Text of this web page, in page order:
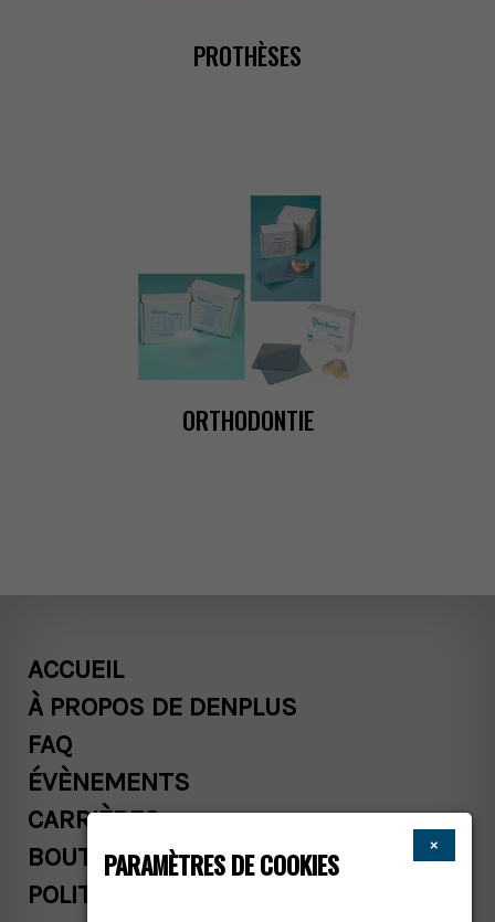
PROTHÈSES
ORTHODONTIE
ACCUEIL
ÀPROPOSDEDENPLUS
FAQ
ÉVÈNEMENTS
CARRIÈRES
BOUTIQUE
POLITIQUESCOMMERCIALES
×
PARAMÈTRESDECOOKIES